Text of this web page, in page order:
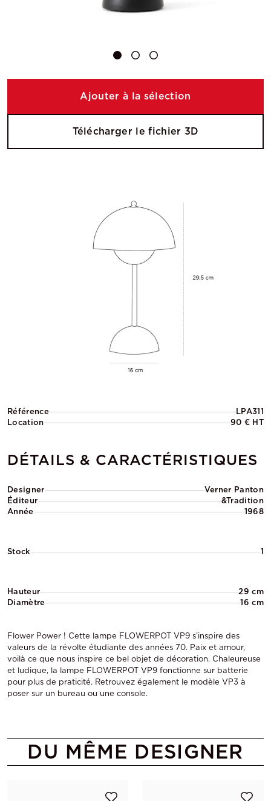
Référence
LPA311
Location
90 € HT
DÉTAILS & CARACTÉRISTIQUES
Designer
Verner Panton
Éditeur
&Tradition
Année
1968
Stock 1
Hauteur
29 cm
Diamètre
16 cm
Flower Power ! Cette lampe FLOWERPOT VP9 s’inspire des
valeurs de la révolte étudiante des années 70. Paix et amour,
voilà ce que nous inspire ce bel objet de décoration. Chaleureuse
et ludique, la lampe FLOWERPOT VP9 fonctionne sur batterie
pour plus de praticité. Retrouvez également le modèle VP3 à
poser sur un bureau ou une console.
Ajouter à la sélection
Télécharger le fichier 3D
DU MÊME DESIGNER